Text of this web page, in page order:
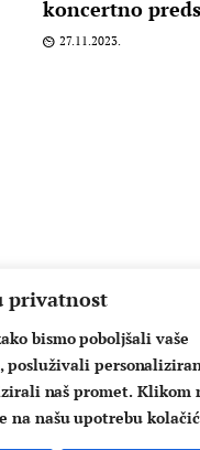
privatnost
bismo poboljšali vaše
posluživali
naš promet. Klikom
na našu upotrebu
koncertno
27.11.2023.